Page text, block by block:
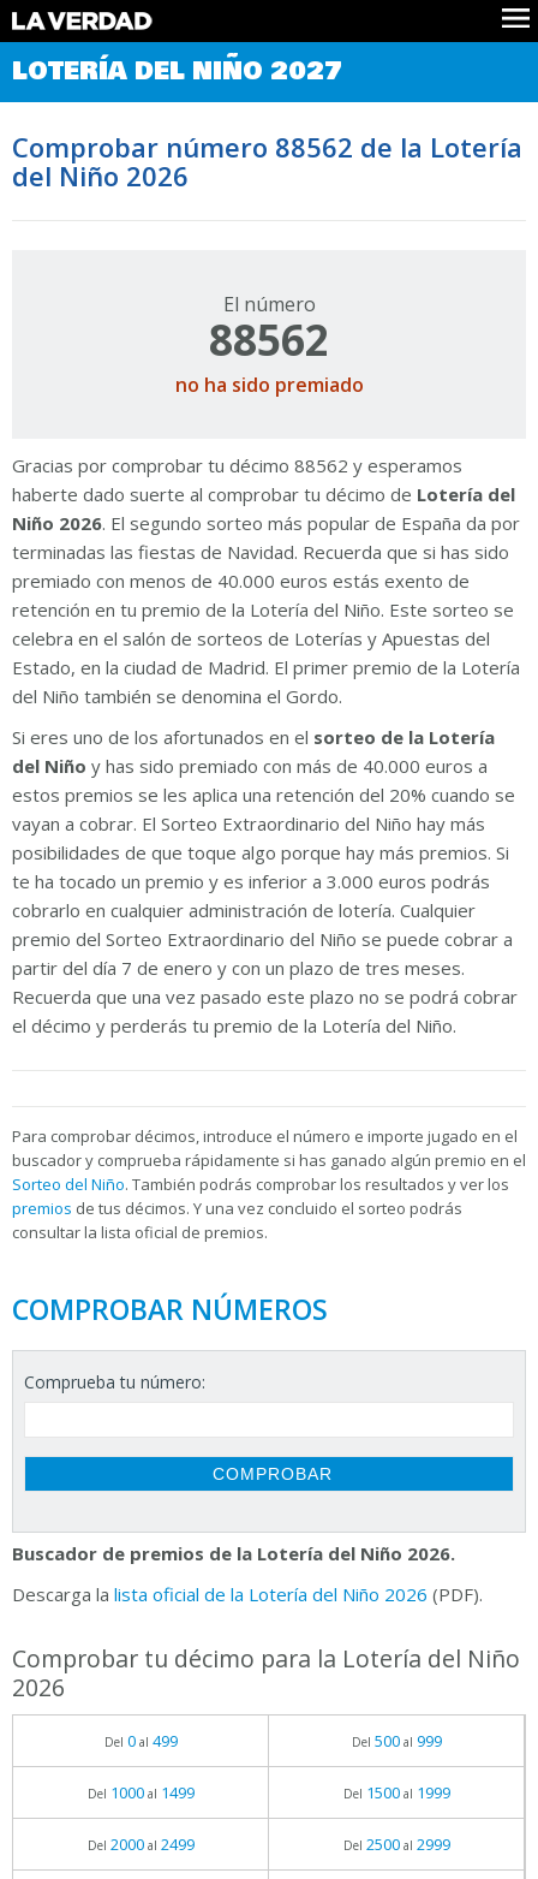
Comprobar Loteria del Niño
Premios
Noticias
Datos
Historia
LOTERÍA DEL NIÑO 2027
Comprobar número 88562 de la Lotería
del Niño 2026
El número
88562
no ha sido premiado
Gracias por comprobar tu décimo 88562 y esperamos
haberte dado suerte al comprobar tu décimo de Lotería del
Niño 2026. El segundo sorteo más popular de España da por
terminadas las fiestas de Navidad. Recuerda que si has sido
premiado con menos de 40.000 euros estás exento de
retención en tu premio de la Lotería del Niño. Este sorteo se
celebra en el salón de sorteos de Loterías y Apuestas del
Estado, en la ciudad de Madrid. El primer premio de la Lotería
del Niño también se denomina el Gordo.
Si eres uno de los afortunados en el sorteo de la Lotería
del Niño y has sido premiado con más de 40.000 euros a
estos premios se les aplica una retención del 20% cuando se
vayan a cobrar. El Sorteo Extraordinario del Niño hay más
posibilidades de que toque algo porque hay más premios. Si
te ha tocado un premio y es inferior a 3.000 euros podrás
cobrarlo en cualquier administración de lotería. Cualquier
premio del Sorteo Extraordinario del Niño se puede cobrar a
partir del día 7 de enero y con un plazo de tres meses.
Recuerda que una vez pasado este plazo no se podrá cobrar
el décimo y perderás tu premio de la Lotería del Niño.
Para comprobar décimos, introduce el número e importe jugado en el
buscador y comprueba rápidamente si has ganado algún premio en el
Sorteo del Niño. También podrás comprobar los resultados y ver los
premios de tus décimos. Y una vez concluido el sorteo podrás
consultar la lista oficial de premios.
COMPROBAR NÚMEROS
Comprueba tu número:
Buscador de premios de la Lotería del Niño 2026.
Descarga la lista oficial de la Lotería del Niño 2026 (PDF).
Comprobar tu décimo para la Lotería del Niño
2026
Del 0al 499 Del 500al 999
Del 1000al 1499 Del 1500al 1999
Del 2000al 2499 Del 2500al 2999